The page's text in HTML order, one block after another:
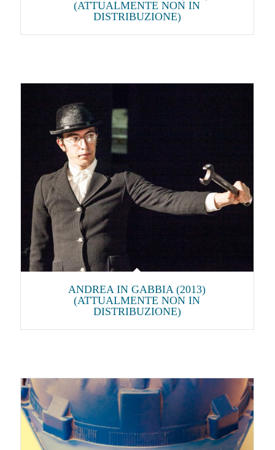
(ATTUALMENTE NON IN
DISTRIBUZIONE)
ANDREA IN GABBIA (2013)
(ATTUALMENTE NON IN
DISTRIBUZIONE)